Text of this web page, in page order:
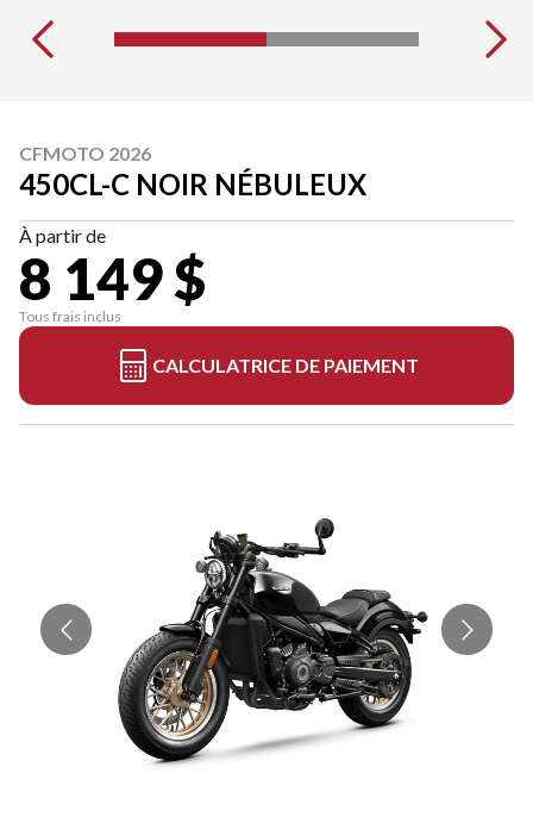
CFMOTO 2026
450CL-C NOIR NÉBULEUX
À partir de
8 149 $
Tous frais inclus
CALCULATRICE DE PAIEMENT